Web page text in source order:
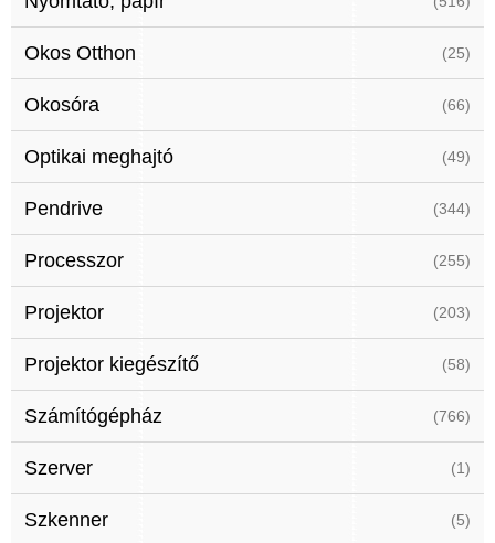
Okos Otthon (25)
Okosóra (66)
Optikai meghajtó (49)
Pendrive (344)
Processzor (255)
Projektor (203)
Projektor kiegészítő (58)
Számítógépház (766)
Szerver (1)
Szkenner (5)